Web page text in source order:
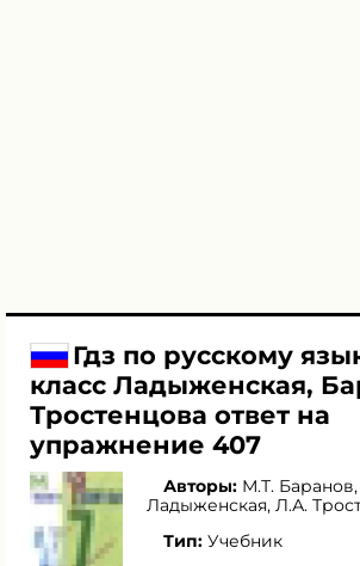
Гдз по русскому
класс Ладыженская,
Тростенцова ответ на
упражнение 407
Авторы: М.Т. Баранов,
Ладыженская, Л.А.
Тип: Учебник